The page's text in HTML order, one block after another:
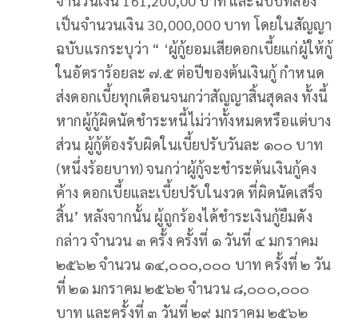
เป็นจำนวนเงิน 30,000,000 บาท โดยในสัญญา
ฉบับแรกระบุว่า “ ‘ผู้กู้ยอมเสียดอกเบี้ยแก่ผู้ให้กู้
ในอัตราร้อยละ ๗.๕ ต่อปีของต้นเงินกู้ กำหนด
ส่งดอกเบี้ยทุกเดือนจนกว่าสัญญาสิ้นสุดลง ทั้งนี้
หากผู้กู้ผิดนัดชำระหนี้ไม่ว่าทั้งหมดหรือแต่บาง
ส่วน ผู้กู้ต้องรับผิดในเบี้ยปรับวันละ ๑๐๐ บาท
(หนึ่งร้อยบาท) จนกว่าผู้กู้จะชำระต้นเงินกู้คง
ค้าง ดอกเบี้ยและเบี้ยปรับในงวด ที่ผิดนัดเสร็จ
สิ้น’ หลังจากนั้น ผู้ถูกร้องได้ชำระเงินกู้ยืมดัง
กล่าว จำนวน ๓ ครั้ง ครั้งที่ ๑ วันที่ ๔ มกราคม
๒๕๖๒ จำนวน ๑๔,๐๐๐,๐๐๐ บาท ครั้งที่ ๒ วัน
ที่ ๒๑ มกราคม ๒๕๖๒ จำนวน ๘,๐๐๐,๐๐๐
บาท และครั้งที่ ๓ วันที่ ๒๙ มกราคม ๒๕๖๒